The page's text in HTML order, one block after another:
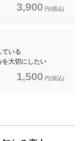
3,900 円(税込)
いる
にしたい
1,500 円(税込)